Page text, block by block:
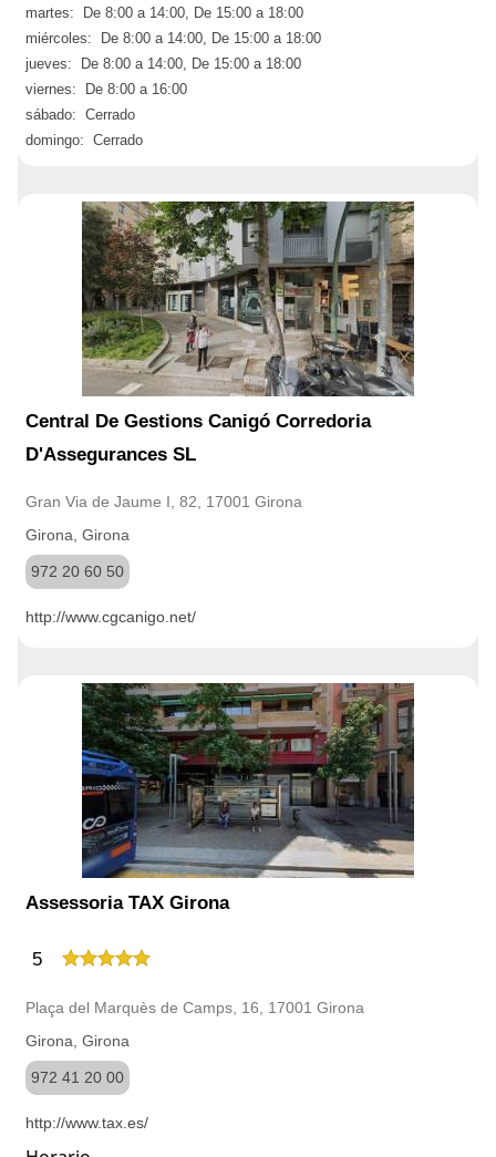
martes: De 8:00 a 14:00, De 15:00 a 18:00
miércoles: De 8:00 a 14:00, De 15:00 a 18:00
jueves: De 8:00 a 14:00, De 15:00 a 18:00
viernes: De 8:00 a 16:00
sábado: Cerrado
domingo: Cerrado
Central De Gestions Canigó Corredoria
D'Assegurances SL
Gran Via de Jaume I, 82, 17001 Girona
Girona, Girona
972 20 60 50
http://www.cgcanigo.net/
Assessoria TAX Girona
5
Plaça del Marquès de Camps, 16, 17001 Girona
Girona, Girona
972 41 20 00
http://www.tax.es/